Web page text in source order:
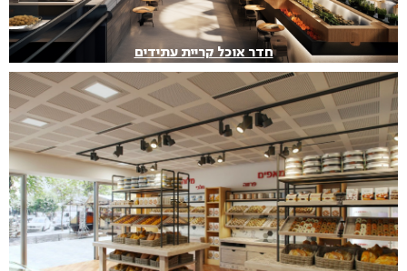
חדר אוכל קריית עתידים